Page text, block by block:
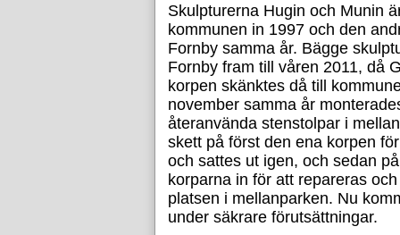
Skulpturerna Hugin och Munin
kommunen in 1997 och den
Fornby samma år. Bägge
Fornby fram till våren 2011, då
korpen skänktes då till
november samma år
återanvända stenstolpar i
skett på först den ena korpen
och sattes ut igen, och sedan
korparna in för att repareras
platsen i mellanparken. Nu
under säkrare förutsättningar.